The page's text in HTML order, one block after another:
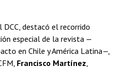
destacó el recorrido
especial de la revista —
en Chile y América Latina—,
Francisco Martínez